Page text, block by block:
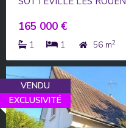
165 000 €
1 1 56 m2
VENDU
EXCLUSIVITÉ